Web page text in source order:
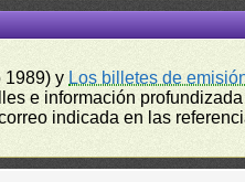
1989) y Los billetes de
e información
indicada en las